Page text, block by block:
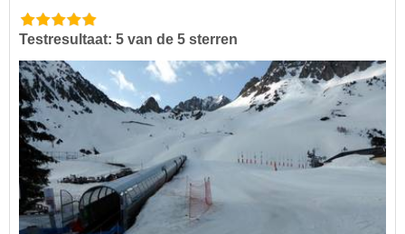
Testresultaat: 5 van de 5 sterren